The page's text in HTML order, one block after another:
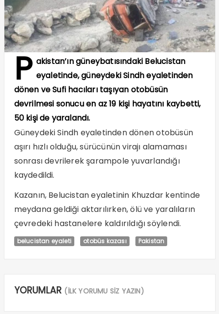
P akistan’ın güneybatısındaki Belucistan
eyaletinde, güneydeki Sindh eyaletinden
dönen ve Sufi hacıları taşıyan otobüsün
devrilmesi sonucu en az 19 kişi hayatını kaybetti,
50 kişi de yaralandı.
Güneydeki Sindh eyaletinden dönen otobüsün
aşırı hızlı olduğu, sürücünün virajı alamaması
sonrası devrilerek şarampole yuvarlandığı
kaydedildi.
Kazanın, Belucistan eyaletinin Khuzdar kentinde
meydana geldiği aktarılırken, ölü ve yaralıların
çevredeki hastanelere kaldırıldığı söylendi.
belucistan eyaleti otobüs kazası Pakistan
YORUMLAR (İLK YORUMU SİZ YAZIN)